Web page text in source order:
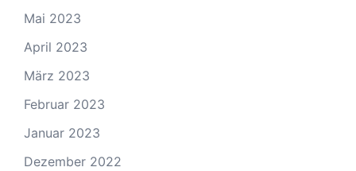
Mai 2023
April 2023
März 2023
Februar 2023
Januar 2023
Dezember 2022